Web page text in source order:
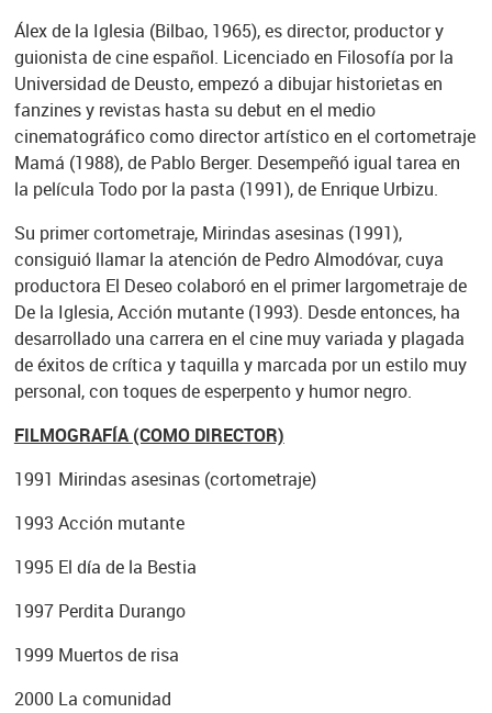
Álex de la Iglesia (Bilbao, 1965), es director, productor y
guionista de cine español. Licenciado en Filosofía por la
Universidad de Deusto, empezó a dibujar historietas en
fanzines y revistas hasta su debut en el medio
cinematográfico como director artístico en el cortometraje
Mamá (1988), de Pablo Berger. Desempeñó igual tarea en
la película Todo por la pasta (1991), de Enrique Urbizu.
Su primer cortometraje, Mirindas asesinas (1991),
consiguió llamar la atención de Pedro Almodóvar, cuya
productora El Deseo colaboró en el primer largometraje de
De la Iglesia, Acción mutante (1993). Desde entonces, ha
desarrollado una carrera en el cine muy variada y plagada
de éxitos de crítica y taquilla y marcada por un estilo muy
personal, con toques de esperpento y humor negro.
FILMOGRAFÍA (COMO DIRECTOR)
1991 Mirindas asesinas (cortometraje)
1993 Acción mutante
1995 El día de la Bestia
1997 Perdita Durango
1999 Muertos de risa
2000 La comunidad